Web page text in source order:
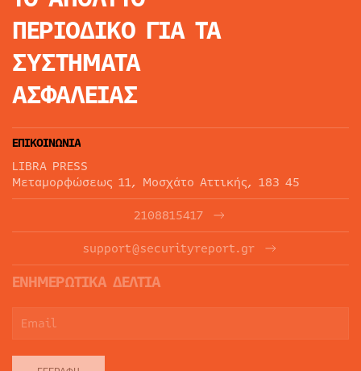
ΠΕΡΙΟΔΙΚΟ ΓΙΑ ΤΑ
ΣΥΣΤΗΜΑΤΑ
ΑΣΦΑΛΕΙΑΣ
ΕΠΙΚΟΙΝΩΝΙΑ
LIBRA PRESS
Μεταμορφώσεως 11, Μοσχάτο Αττικής, 183 45
2108815417
support@securityreport.gr
ΕΝΗΜΕΡΩΤΙΚΑ ΔΕΛΤΙΑ